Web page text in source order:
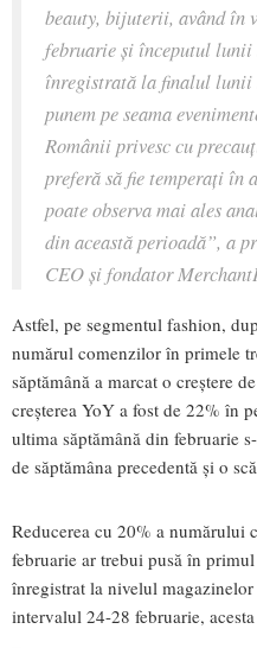
beauty, bijuterii, având în
februarie și începutul lunii
înregistrată la finalul lunii
punem pe seama
Românii privesc cu
preferă să fie temperați în
poate observa mai ales
din această perioadă”, a
CEO și fondator
Astfel, pe segmentul fashion,
numărul comenzilor în primele
săptămână a marcat o creștere
creșterea YoY a fost de 22% în
ultima săptămână din februarie
de săptămâna precedentă și o
Reducerea cu 20% a numărului
februarie ar trebui pusă în
înregistrat la nivelul
intervalul 24-28 februarie,